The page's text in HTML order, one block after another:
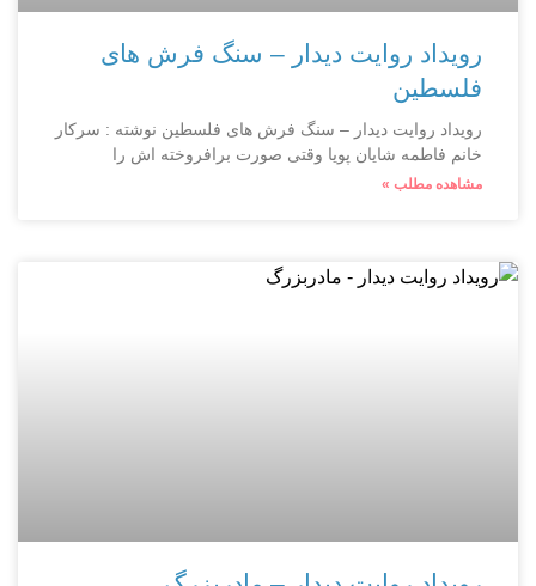
رویداد روایت دیدار – سنگ فرش های
فلسطین
رویداد روایت دیدار – سنگ فرش های فلسطین نوشته : سرکار
خانم فاطمه شایان پویا وقتی صورت برافروخته اش را
مشاهده مطلب »